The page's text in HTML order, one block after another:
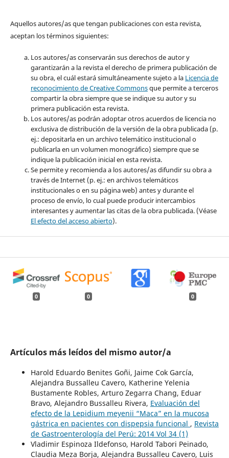
Aquellos autores/as que tengan publicaciones con esta revista,
aceptan los términos siguientes:
Los autores/as conservarán sus derechos de autor y
garantizarán a la revista el derecho de primera publicación de
su obra, el cuál estará simultáneamente sujeto a la Licencia de
reconocimiento de Creative Commonsque permite a terceros
compartir la obra siempre que se indique su autor y su
primera publicación esta revista.
Los autores/as podrán adoptar otros acuerdos de licencia no
exclusiva de distribución de la versión de la obra publicada (p.
ej.: depositarla en un archivo telemático institucional o
publicarla en un volumen monográfico) siempre que se
indique la publicación inicial en esta revista.
Se permite y recomienda a los autores/as difundir su obra a
través de Internet (p. ej.: en archivos telemáticos
institucionales o en su página web) antes y durante el
proceso de envío, lo cual puede producir intercambios
interesantes y aumentar las citas de la obra publicada. (Véase
El efecto del acceso abierto).
0 0 0
Artículos más leídos del mismo autor/a
Harold Eduardo Benites Goñi, Jaime Cok García,
Alejandra Bussalleu Cavero, Katherine Yelenia
Bustamente Robles, Arturo Zegarra Chang, Eduar
Bravo, Alejandro Bussalleu Rivera, Evaluación del
efecto de la Lepidium meyenii “Maca” en la mucosa
gástrica en pacientes con dispepsia funcional , Revista
de Gastroenterología del Perú: 2014 Vol 34 (1)
Vladimir Espinoza Ildefonso, Harold Tabori Peinado,
Claudia Meza Borja, Alejandra Bussalleu Cavero, Luis